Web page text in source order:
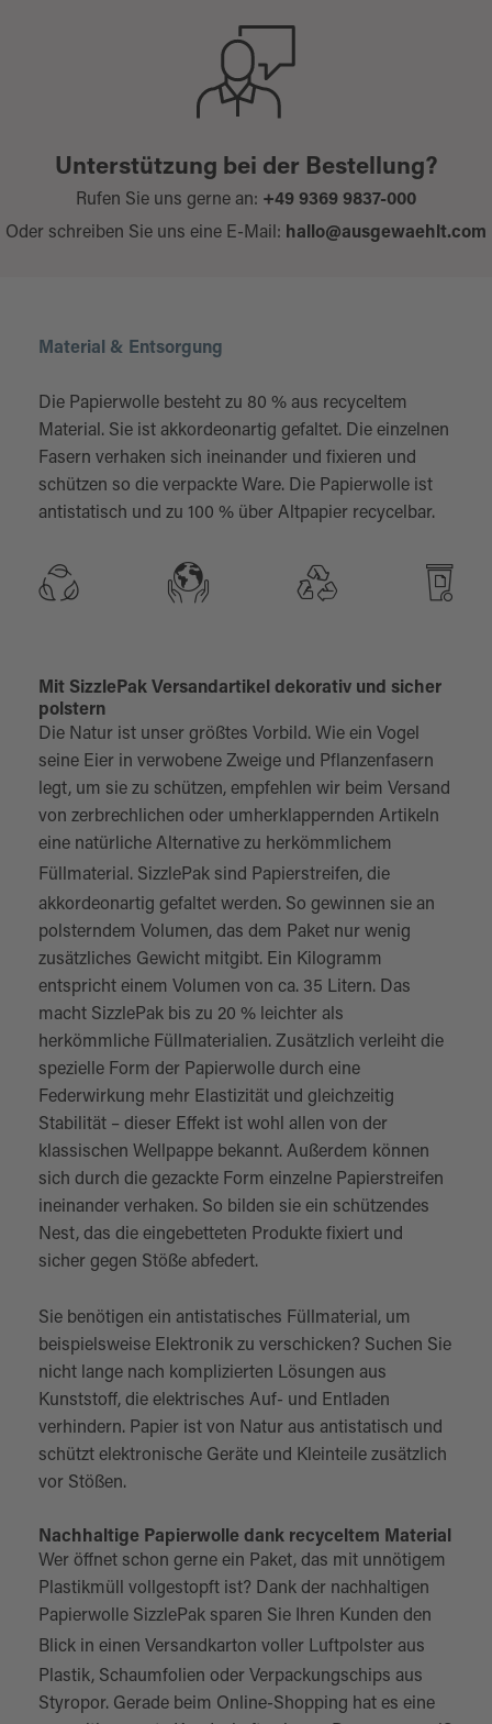
Unterstützung bei der Bestellung?
Rufen Sie uns gerne an: +49 9369 9837-000
Oder schreiben Sie uns eine E-Mail: hallo@ausgewaehlt.com
Material & Entsorgung
Die Papierwolle besteht zu 80 % aus recyceltem
Material. Sie ist akkordeonartig gefaltet. Die einzelnen
Fasern verhaken sich ineinander und fixieren und
schützen so die verpackte Ware. Die Papierwolle ist
antistatisch und zu 100 % über Altpapier recycelbar.
Mit SizzlePak Versandartikel dekorativ und sicher
polstern
Die Natur ist unser größtes Vorbild. Wie ein Vogel
seine Eier in verwobene Zweige und Pflanzenfasern
legt, um sie zu schützen, empfehlen wir beim Versand
von zerbrechlichen oder umherklappernden Artikeln
eine natürliche Alternative zu herkömmlichem
Füllmaterial . SizzlePak sind Papierstreifen, die
akkordeonartig gefaltet werden. So gewinnen sie an
polsterndem Volumen, das dem Paket nur wenig
zusätzliches Gewicht mitgibt. Ein Kilogramm
entspricht einem Volumen von ca. 35 Litern. Das
macht SizzlePak bis zu 20 % leichter als
herkömmliche Füllmaterialien. Zusätzlich verleiht die
spezielle Form der Papierwolle durch eine
Federwirkung mehr Elastizität und gleichzeitig
Stabilität – dieser Effekt ist wohl allen von der
klassischen Wellpappe bekannt. Außerdem können
sich durch die gezackte Form einzelne Papierstreifen
ineinander verhaken. So bilden sie ein schützendes
Nest, das die eingebetteten Produkte fixiert und
sicher gegen Stöße abfedert.
Sie benötigen ein antistatisches Füllmaterial, um
beispielsweise Elektronik zu verschicken? Suchen Sie
nicht lange nach komplizierten Lösungen aus
Kunststoff, die elektrisches Auf- und Entladen
verhindern. Papier ist von Natur aus antistatisch und
schützt elektronische Geräte und Kleinteile zusätzlich
vor Stößen.
Nachhaltige Papierwolle dank recyceltem Material
Wer öffnet schon gerne ein Paket, das mit unnötigem
Plastikmüll vollgestopft ist? Dank der nachhaltigen
Papierwolle SizzlePak sparen Sie Ihren Kunden den
Blick in einen Versandkarton voller Luftpolster aus
Plastik, Schaumfolien oder Verpackungschips aus
Styropor. Gerade beim Online-Shopping hat es eine